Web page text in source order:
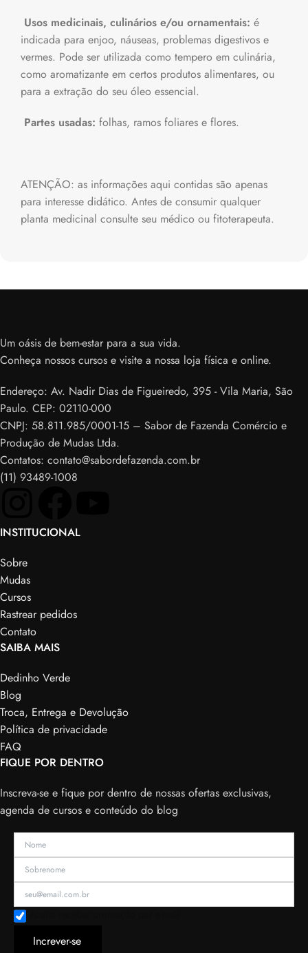
Usos medicinais, culinários e/ou ornamentais: é
indicada para enjoo, náuseas, problemas digestivos e
vermes. Pode ser utilizada como tempero em culinária,
como aromatizante em certos produtos alimentares, ou
para a extração do seu óleo essencial.
Partes usadas: folhas, ramos foliares e flores.
ATENÇÃO: as informações aqui contidas são apenas
para interesse didático. Antes de consumir qualquer
planta medicinal consulte seu médico ou fitoterapeuta.
Um oásis de bem-estar para a sua vida.
Conheça nossos cursos e visite a nossa loja física e online.
Endereço: Av. Nadir Dias de Figueiredo, 395 - Vila Maria, São
Paulo. CEP: 02110-000
CNPJ: 58.811.985/0001-15 – Sabor de Fazenda Comércio e
Produção de Mudas Ltda.
Contatos: contato@sabordefazenda.com.br
(11) 93489-1008
INSTITUCIONAL
Sobre
Mudas
Cursos
Rastrear pedidos
Contato
SAIBA MAIS
Dedinho Verde
Blog
Troca, Entrega e Devolução
Política de privacidade
FAQ
FIQUE POR DENTRO
Inscreva-se e fique por dentro de nossas ofertas exclusivas,
agenda de cursos e conteúdo do blog
Increver-se